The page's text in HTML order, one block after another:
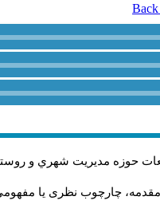
Back
حوزه مديريت شهري و
چارچوب نظری یا